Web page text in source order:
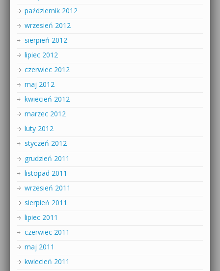
październik 2012
wrzesień 2012
sierpień 2012
lipiec 2012
czerwiec 2012
maj 2012
kwiecień 2012
marzec 2012
luty 2012
styczeń 2012
grudzień 2011
listopad 2011
wrzesień 2011
sierpień 2011
lipiec 2011
czerwiec 2011
maj 2011
kwiecień 2011